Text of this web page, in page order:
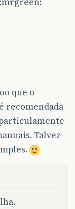
que o
recomendada
particulamente
Talvez